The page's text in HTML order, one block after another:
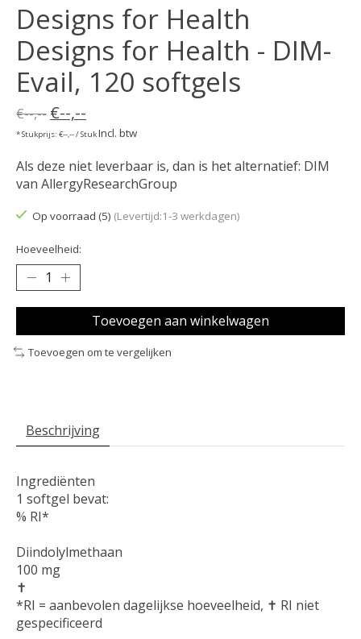
Designs for Health
Designs for Health - DIM-
Evail, 120 softgels
€--,-- €--,--
* Stukprijs: €--,-- / StukIncl. btw
Als deze niet leverbaar is, dan is het alternatief: DIM
van AllergyResearchGroup
Op voorraad (5) (Levertijd:1-3 werkdagen)
Hoeveelheid:
Toevoegen aan winkelwagen
Toevoegen om te vergelijken
Beschrijving
Ingrediënten
1 softgel bevat:
% RI*
Diindolylmethaan
100 mg
✝
*RI = aanbevolen dagelijkse hoeveelheid, ✝ RI niet
gespecificeerd